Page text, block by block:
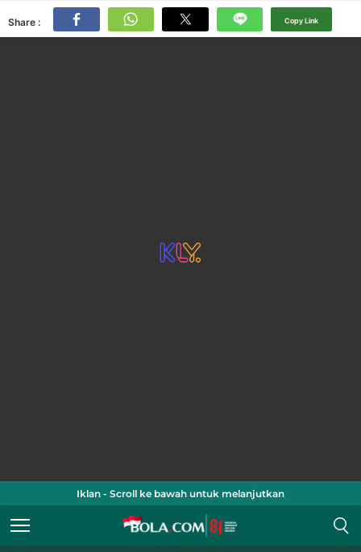
Share : Copy Link
Iklan - Scroll ke bawah untuk melanjutkan